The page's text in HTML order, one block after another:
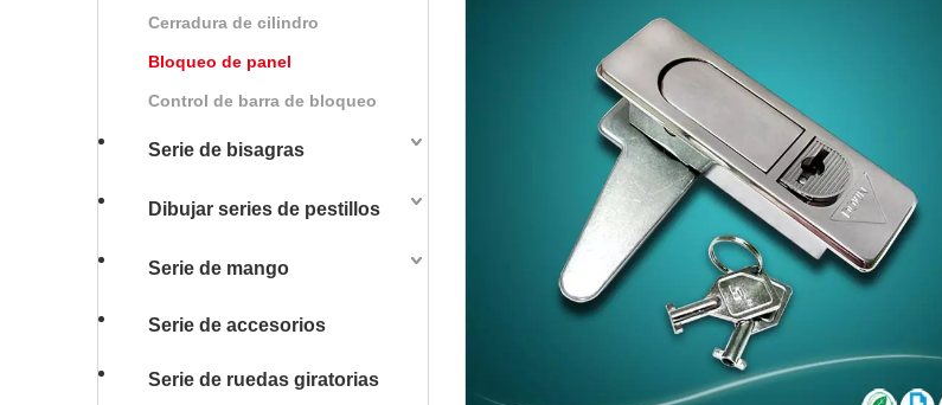
Cerradura de cilindro
Bloqueo de panel
Control de barra de bloqueo
Serie de bisagras
Dibujar series de pestillos
Serie de mango
Serie de accesorios
Serie de ruedas giratorias